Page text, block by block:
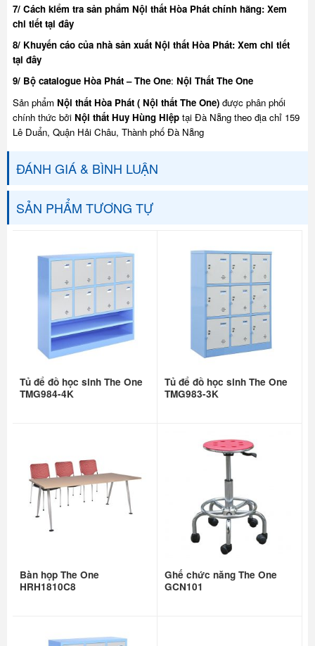
7/ Cách kiểm tra sản phẩm Nội thất Hòa Phát chính hãng: Xem
chi tiết tại đây
8/ Khuyến cáo của nhà sản xuất Nội thất Hòa Phát: Xem chi tiết
tại đây
9/ Bộ catalogue Hòa Phát – The One: Nội Thất The One
Sản phẩm Nội thất Hòa Phát ( Nội thất The One)được phân phối
chính thức bởi Nội thất Huy Hùng Hiệptại Đà Nẵng theo địa chỉ 159
Lê Duẩn, Quận Hải Châu, Thành phố Đà Nẵng
ĐÁNH GIÁ & BÌNH LUẬN
SẢN PHẨM TƯƠNG TỰ
Tủ để đồ học sinh The One
TMG984-4K
Tủ để đồ học sinh The One
TMG983-3K
Bàn họp The One
HRH1810C8
Ghế chức năng The One
GCN101